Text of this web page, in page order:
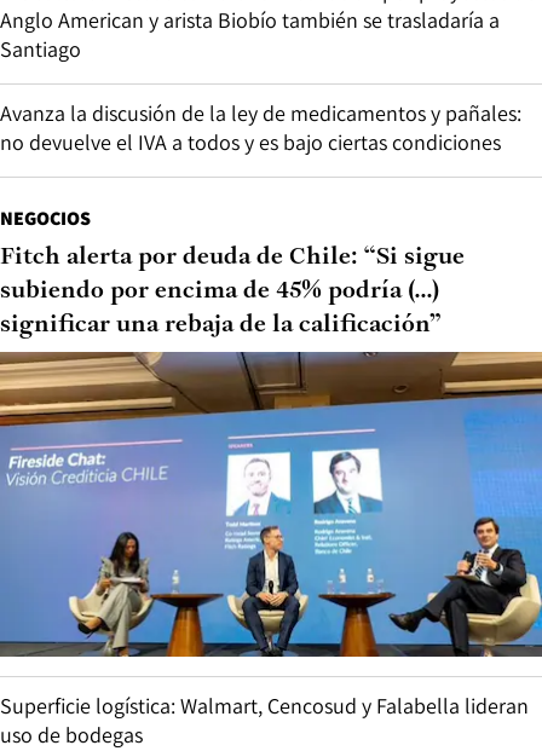
Anglo American y arista Biobío también se trasladaría a
Santiago
Avanza la discusión de la ley de medicamentos y pañales:
no devuelve el IVA a todos y es bajo ciertas condiciones
NEGOCIOS
Fitch alerta por deuda de Chile: “Si sigue
subiendo por encima de 45% podría (...)
significar una rebaja de la calificación”
Superficie logística: Walmart, Cencosud y Falabella lideran
uso de bodegas